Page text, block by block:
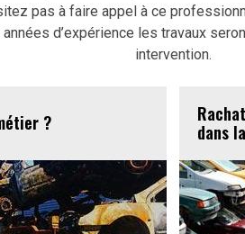
pas à faire appel à ce
d’expérience les travaux
intervention.
?
dans